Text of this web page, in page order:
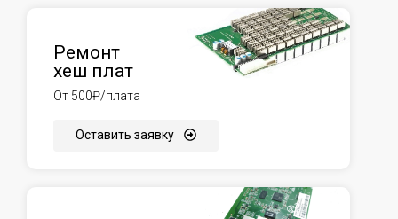
Ремонт
хеш плат
От 500₽/плата
Оставить заявку